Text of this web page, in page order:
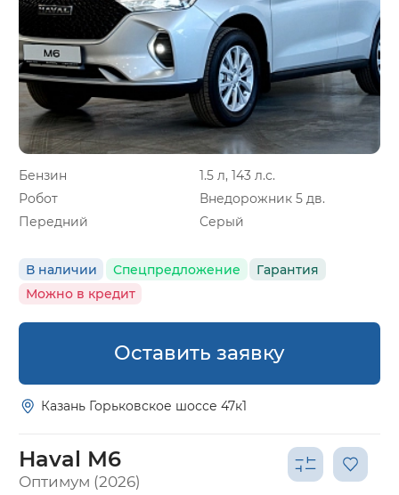
Бензин
1.5 л, 143 л.с.
Робот
Внедорожник 5 дв.
Передний
Серый
В наличии Спецпредложение
Гарантия
Можно в кредит
Оставить заявку
Казань Горьковское шоссе 47к1
Haval M6
Оптимум (2026)